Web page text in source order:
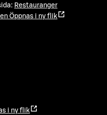
Restauranger
Öppnas i ny flik
i ny flik